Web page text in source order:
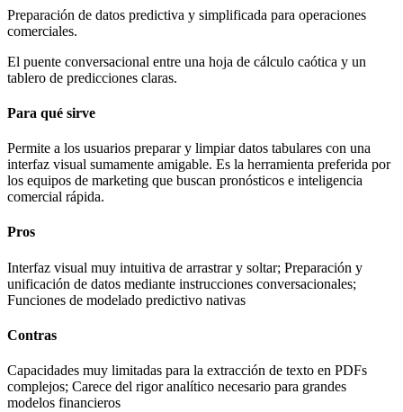
Preparación de datos predictiva y simplificada para operaciones
comerciales.
El puente conversacional entre una hoja de cálculo caótica y un
tablero de predicciones claras.
Para qué sirve
Permite a los usuarios preparar y limpiar datos tabulares con una
interfaz visual sumamente amigable. Es la herramienta preferida por
los equipos de marketing que buscan pronósticos e inteligencia
comercial rápida.
Pros
Interfaz visual muy intuitiva de arrastrar y soltar; Preparación y
unificación de datos mediante instrucciones conversacionales;
Funciones de modelado predictivo nativas
Contras
Capacidades muy limitadas para la extracción de texto en PDFs
complejos; Carece del rigor analítico necesario para grandes
modelos financieros